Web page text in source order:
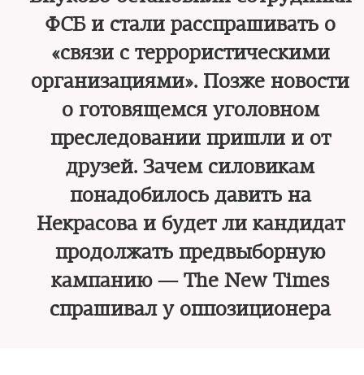
ФСБ и стали расспрашивать о
«связи с террористическими
организациями». Позже новости
о готовящемся уголовном
преследовании пришли и от
друзей. Зачем силовикам
понадобилось давить на
Некрасова и будет ли кандидат
продолжать предвыборную
кампанию — The New Times
спрашивал у оппозиционера